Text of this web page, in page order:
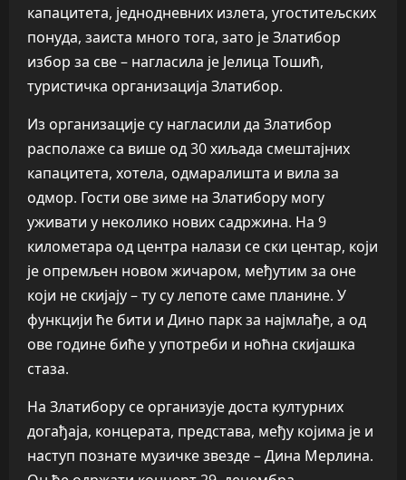
капацитета, једнодневних излета, угоститељских
понуда, заиста много тога, зато је Златибор
избор за све – нагласила је Јелица Тошић,
туристичка организација Златибор.
Из организације су нагласили да Златибор
располаже са више од 30 хиљада смештајних
капацитета, хотела, одмаралишта и вила за
одмор. Гости ове зиме на Златибору могу
уживати у неколико нових садржина. На 9
километара од центра налази се ски центар, који
је опремљен новом жичаром, међутим за оне
који не скијају – ту су лепоте саме планине. У
функцији ће бити и Дино парк за најмлађе, а од
ове године биће у употреби и ноћна скијашка
стаза.
На Златибору се организује доста културних
догађаја, концерата, представа, међу којима је и
наступ познате музичке звезде – Дина Мерлина.